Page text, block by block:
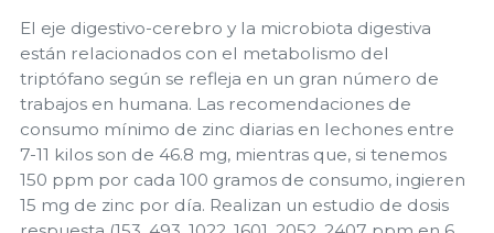
El eje digestivo-cerebro y la microbiota digestiva
están relacionados con el metabolismo del
triptófano según se refleja en un gran número de
trabajos en humana. Las recomendaciones de
consumo mínimo de zinc diarias en lechones entre
7-11 kilos son de 46.8 mg, mientras que, si tenemos
150 ppm por cada 100 gramos de consumo, ingieren
15 mg de zinc por día. Realizan un estudio de dosis